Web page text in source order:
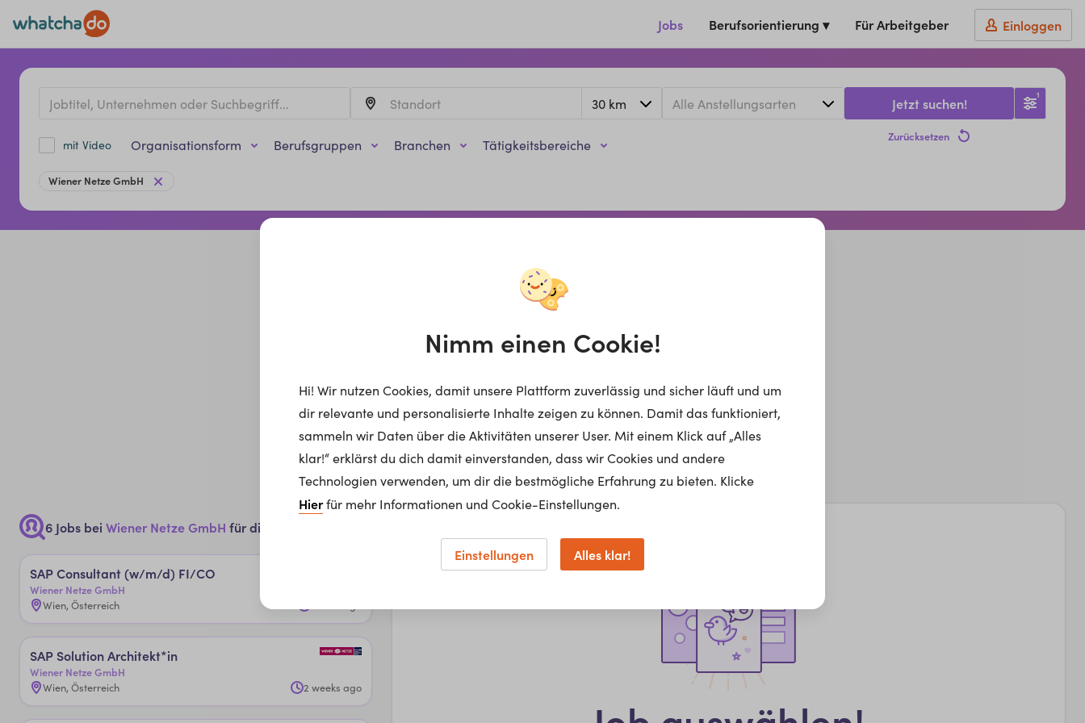
Jobs Berufsorientierung ▾ Für Arbeitgeber Einloggen
mit Video Organisationsform Berufsgruppen Branchen Tätigkeitsbereiche
1
Jetzt suchen!
Zurücksetzen
Wiener Netze GmbH
6 Jobs bei Wiener Netze GmbH für dich
SA­P ­Con­sul­tan­t (w/m/d) ­FI/­CO
Wiener Netze GmbH
Wien, Österreich
SA­P ­So­lu­ti­on ­Ar­chi­tek­t*in
Wiener Netze GmbH
Wien, Österreich 2 weeks ago
Nimm einen Cookie!
Hi! Wir nutzen Cookies, damit unsere Plattform zuverlässig und sicher läuft und um
dir relevante und personalisierte Inhalte zeigen zu können. Damit das funktioniert,
sammeln wir Daten über die Aktivitäten unserer User. Mit einem Klick auf „Alles
klar!“ erklärst du dich damit einverstanden, dass wir Cookies und andere
Technologien verwenden, um dir die bestmögliche Erfahrung zu bieten. Klicke
Hierfür mehr Informationen und Cookie-Einstellungen.
Einstellungen Alles klar!